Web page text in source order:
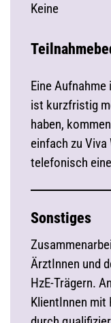
Keine
Eine
ist kurzfristig
haben,
einfach zu Viva
telefonisch
Sonstiges
ÄrztInnen und
HzE-Trägern.
KlientInnen mit